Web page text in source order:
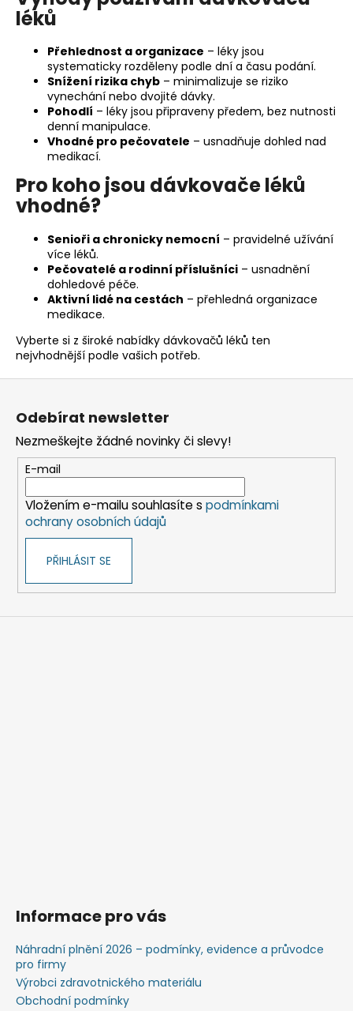
s
léků
Přehlednost a organizace – léky jsou
systematicky rozděleny podle dní a času podání.
Snížení rizika chyb – minimalizuje se riziko
vynechání nebo dvojité dávky.
Pohodlí – léky jsou připraveny předem, bez nutnosti
denní manipulace.
Vhodné pro pečovatele – usnadňuje dohled nad
medikací.
Pro koho jsou dávkovače léků
vhodné?
Senioři a chronicky nemocní – pravidelné užívání
více léků.
Pečovatelé a rodinní příslušníci – usnadnění
dohledové péče.
Aktivní lidé na cestách – přehledná organizace
medikace.
Vyberte si z široké nabídky dávkovačů léků ten
nejvhodnější podle vašich potřeb.
Odebírat newsletter
Nezmeškejte žádné novinky či slevy!
E-mail
Vložením e-mailu souhlasíte s podmínkami
ochrany osobních údajů
PŘIHLÁSIT SE
Informace pro vás
Náhradní plnění 2026 – podmínky, evidence a průvodce
pro firmy
Výrobci zdravotnického materiálu
Obchodní podmínky